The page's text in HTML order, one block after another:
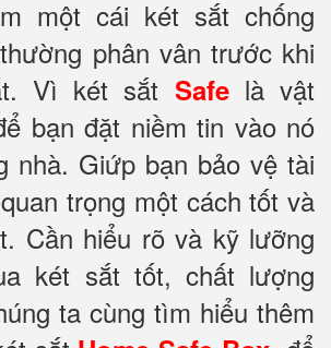
một cái két sắt chống
thường phân vân trước khi
Vì két sắt Safelà vật
bạn đặt niềm tin vào nó
nhà. Giứp bạn bảo vệ tài
trọng một cách tốt và
Cần hiểu rõ và kỹ lưỡng
két sắt tốt, chất lượng
ta cùng tìm hiểu thêm